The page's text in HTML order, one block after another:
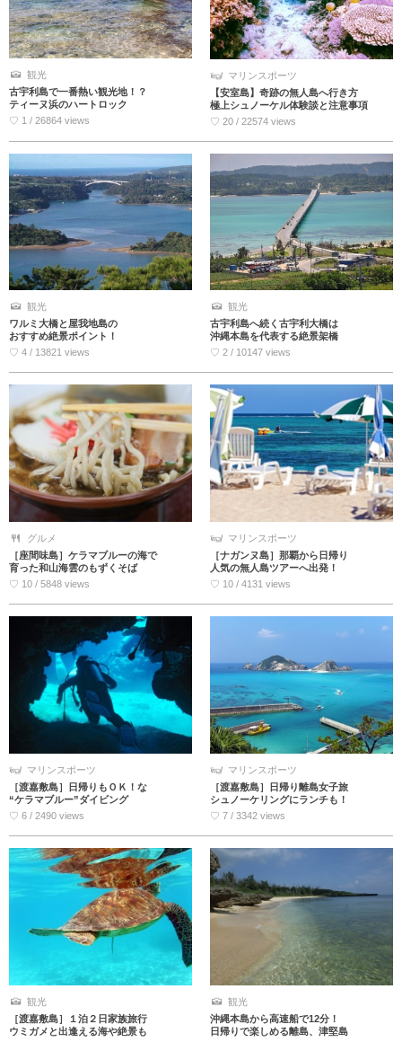
観光
古宇利島で一番熱い観光地！？
ティーヌ浜のハートロック
♡ 1 / 26864 views
マリンスポーツ
【安室島】奇跡の無人島へ行き方
極上シュノーケル体験談と注意事項
♡ 20 / 22574 views
観光
ワルミ大橋と屋我地島の
おすすめ絶景ポイント！
♡ 4 / 13821 views
観光
古宇利島へ続く古宇利大橋は
沖縄本島を代表する絶景架橋
♡ 2 / 10147 views
グルメ
［座間味島］ケラマブルーの海で
育った和山海雲のもずくそば
♡ 10 / 5848 views
マリンスポーツ
［ナガンヌ島］那覇から日帰り
人気の無人島ツアーへ出発！
♡ 10 / 4131 views
マリンスポーツ
［渡嘉敷島］日帰りもＯＫ！な
“ケラマブルー”ダイビング
♡ 6 / 2490 views
マリンスポーツ
［渡嘉敷島］日帰り離島女子旅
シュノーケリングにランチも！
♡ 7 / 3342 views
観光
［渡嘉敷島］１泊２日家族旅行
ウミガメと出逢える海や絶景も
観光
沖縄本島から高速船で12分！
日帰りで楽しめる離島、津堅島